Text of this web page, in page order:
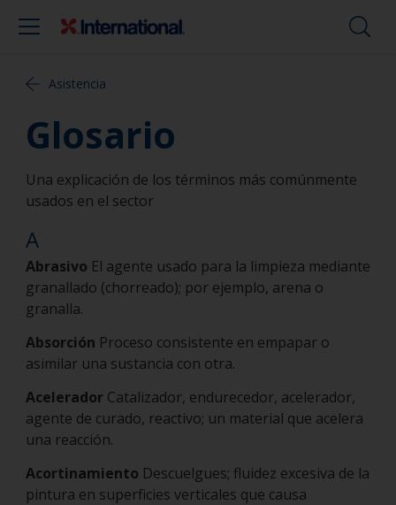
Asistencia
Glosario
Una explicación de los términos más comúnmente
usados en el sector
A
Abrasivo El agente usado para la limpieza mediante
granallado (chorreado); por ejemplo, arena o
granalla.
Absorción Proceso consistente en empapar o
asimilar una sustancia con otra.
Acelerador Catalizador, endurecedor, acelerador,
agente de curado, reactivo; un material que acelera
una reacción.
Acortinamiento Descuelgues; fluidez excesiva de la
pintura en superficies verticales que causa